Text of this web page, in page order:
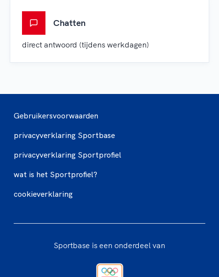
Chatten
direct antwoord (tijdens werkdagen)
Gebruikersvoorwaarden
privacyverklaring Sportbase
privacyverklaring Sportprofiel
wat is het Sportprofiel?
cookieverklaring
Sportbase is een onderdeel van